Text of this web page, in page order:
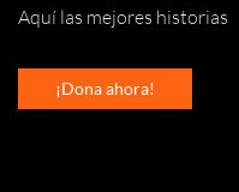
Aquí las mejores historias
¡Dona ahora!